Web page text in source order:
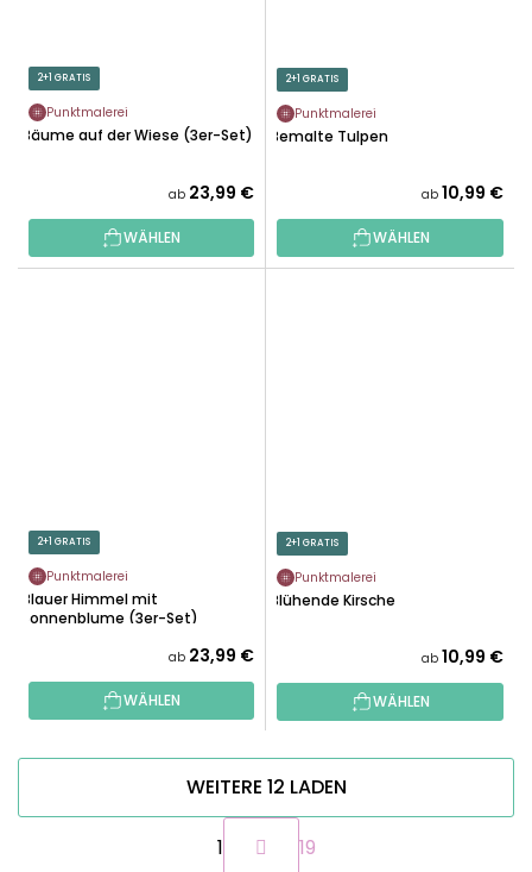
2+1 GRATIS
Punktmalerei
Bäume auf der Wiese (3er-Set)
ab 23,99 €
WÄHLEN
2+1 GRATIS
Punktmalerei
Bemalte Tulpen
ab 10,99 €
WÄHLEN
2+1 GRATIS
Punktmalerei
Blauer Himmel mit
Sonnenblume (3er-Set)
ab 23,99 €
WÄHLEN
2+1 GRATIS
Punktmalerei
Blühende Kirsche
ab 10,99 €
WÄHLEN
WEITERE 12 LADEN
P
a
1
19